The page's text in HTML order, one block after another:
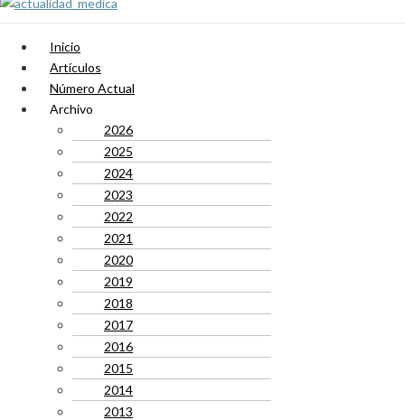
Inicio
Artículos
Número Actual
Archivo
2026
2025
2024
2023
2022
2021
2020
2019
2018
2017
2016
2015
2014
2013